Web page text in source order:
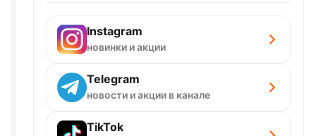
Instagram
новинки и акции
Telegram
новости и акции в канале
TikTok